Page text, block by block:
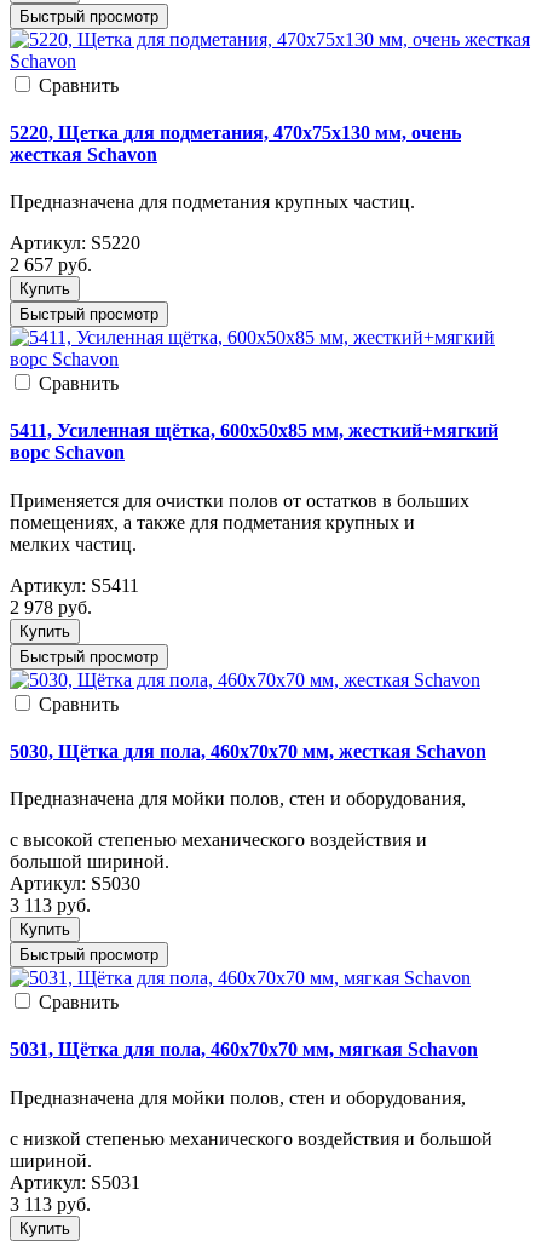
Быстрый просмотр
Cравнить
5220, Щетка для подметания, 470x75x130 мм, очень
жесткая Schavon
Предназначена для подметания крупных частиц.
Артикул: S5220
2 657 руб.
Купить
Быстрый просмотр
Cравнить
5411, Усиленная щётка, 600x50x85 мм, жесткий+мягкий
ворс Schavon
Применяется для очистки полов от остатков в больших
помещениях, а также для подметания крупных и
мелких частиц.
Артикул: S5411
2 978 руб.
Купить
Быстрый просмотр
Cравнить
5030, Щётка для пола, 460x70x70 мм, жесткая Schavon
Предназначена для мойки полов, стен и оборудования,
с высокой степенью механического воздействия и
большой шириной.
Артикул: S5030
3 113 руб.
Купить
Быстрый просмотр
Cравнить
5031, Щётка для пола, 460x70x70 мм, мягкая Schavon
Предназначена для мойки полов, стен и оборудования,
с низкой степенью механического воздействия и большой
шириной.
Артикул: S5031
3 113 руб.
Купить